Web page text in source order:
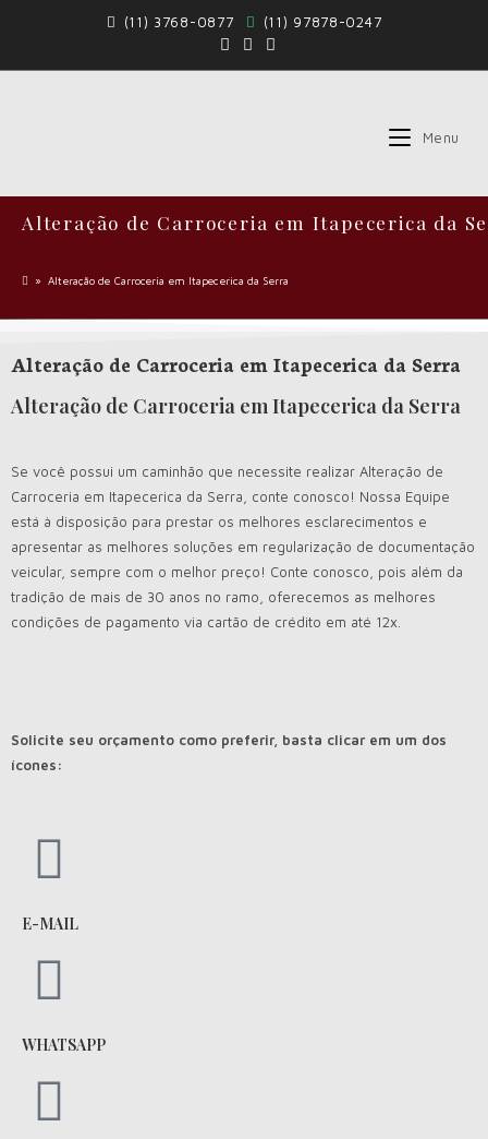
(11) 3768-0877 (11) 97878-0247
Menu
Alteração de Carroceria em Itapecerica da
» Alteração de Carroceria em Itapecerica da Serra
Alteração de Carroceria em Itapecerica da Serra
Alteração de Carroceria em Itapecerica da Serra
Se você possui um caminhão que necessite realizar Alteração de
Carroceria em Itapecerica da Serra, conte conosco! Nossa Equipe
está à disposição para prestar os melhores esclarecimentos e
apresentar as melhores soluções em regularização de documentação
veicular, sempre com o melhor preço! Conte conosco, pois além da
tradição de mais de 30 anos no ramo, oferecemos as melhores
condições de pagamento via cartão de crédito em até 12x.
Solicite seu orçamento como preferir, basta clicar em um dos
ícones:
E-MAIL
WHATSAPP